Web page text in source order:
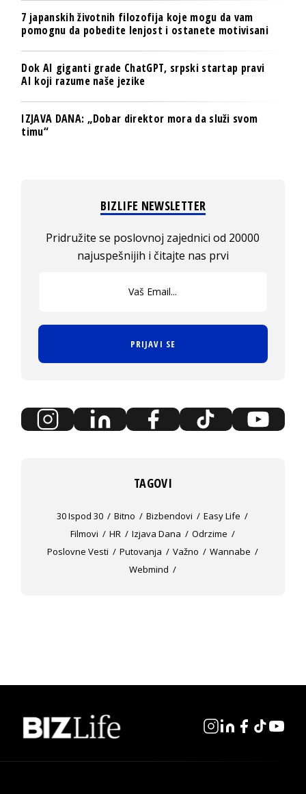
7 japanskih životnih filozofija koje mogu da vam
pomognu da pobedite lenjost i ostanete motivisani
Dok AI giganti grade ChatGPT, srpski startap pravi
AI koji razume naše jezike
IZJAVA DANA: „Dobar direktor mora da služi svom
timu“
BIZLIFE NEWSLETTER
Pridružite se poslovnoj zajednici od 20000
najuspešnijih i čitajte nas prvi
PRIJAVI SE
TAGOVI
30 Ispod 30 Bitno Bizbendovi
Easy Life
Filmovi
HR Izjava Dana
Odrzime
Poslovne Vesti
Putovanja Važno
Wannabe
Webmind